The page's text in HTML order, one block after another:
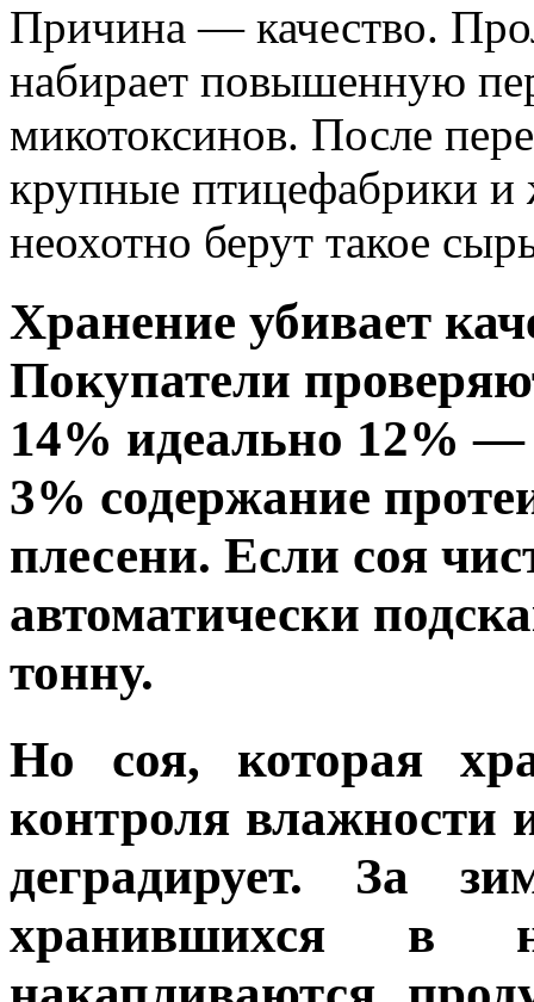
Причина — качество.
набирает повышенную
микотоксинов. После
крупные птицефабрики и
неохотно берут такое
Хранение убивает
Покупатели
14% идеально 12% —
3% содержание
плесени. Если соя
автоматически
тонну.
Но соя, которая
контроля влажности
деградирует. За
хранившихся в